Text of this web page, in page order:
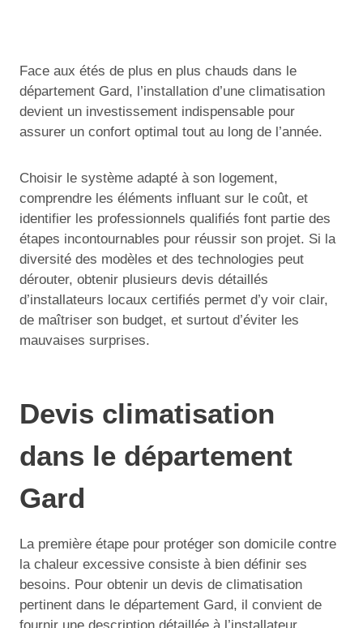
Face aux étés de plus en plus chauds dans le
département Gard, l’installation d’une climatisation
devient un investissement indispensable pour
assurer un confort optimal tout au long de l’année.
Choisir le système adapté à son logement,
comprendre les éléments influant sur le coût, et
identifier les professionnels qualifiés font partie des
étapes incontournables pour réussir son projet. Si la
diversité des modèles et des technologies peut
dérouter, obtenir plusieurs devis détaillés
d’installateurs locaux certifiés permet d’y voir clair,
de maîtriser son budget, et surtout d’éviter les
mauvaises surprises.
Devis climatisation
dans le département
Gard
La première étape pour protéger son domicile contre
la chaleur excessive consiste à bien définir ses
besoins. Pour obtenir un devis de climatisation
pertinent dans le département Gard, il convient de
fournir une description détaillée à l’installateur.